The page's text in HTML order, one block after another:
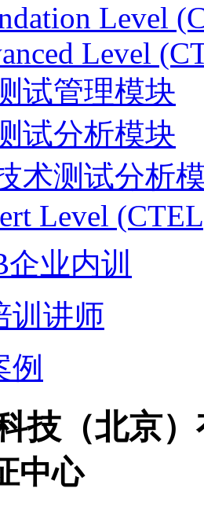
Level
Level
试管理模块
试分析模块
术测试分析
Level
业内训
训讲师
例
技（北京
中心